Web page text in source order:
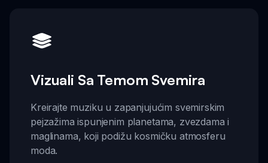
Vizuali Sa Temom Svemira
Kreirajte muziku u zapanjujućim svemirskim
pejzažima ispunjenim planetama, zvezdama i
maglinama, koji podižu kosmičku atmosferu
moda.